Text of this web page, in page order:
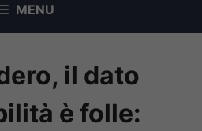
MENU
il dato
è folle: